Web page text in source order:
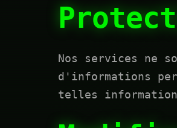
Nos services ne
d'informations
telles